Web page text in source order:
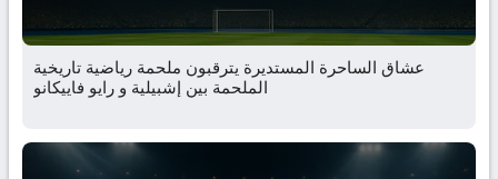
عشاق الساحرة المستديرة يترقبون ملحمة رياضية تاريخية
الملحمة بين إشبيلية و رايو فاييكانو